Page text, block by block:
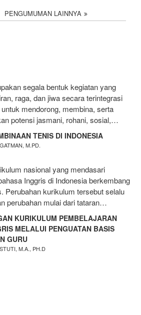
PENGUMUMAN LAINNYA
segala bentuk kegiatan yang
raga, dan jiwa secara terintegrasi
mendorong, membina, serta
potensi jasmani, rohani, sosial,…
TENIS DI INDONESIA
M.PD.
nasional yang mendasari
Inggris di Indonesia berkembang
Perubahan kurikulum tersebut selalu
perubahan mulai dari tataran…
KURIKULUM PEMBELAJARAN
MELALUI PENGUATAN BASIS
GURU
M.A., PH.D